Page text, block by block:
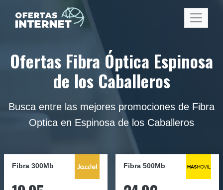
Ofertas Fibra Óptica Espinosa
de los Caballeros
Busca entre las mejores promociones de Fibra
Optica en Espinosa de los Caballeros
Fibra 300Mb Fibra 500Mb